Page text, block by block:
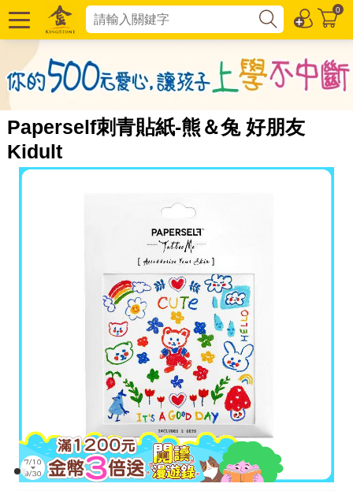
0
Paperself刺青貼紙-熊＆兔 好朋友
Kidult